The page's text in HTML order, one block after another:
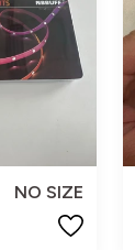
NO SIZE